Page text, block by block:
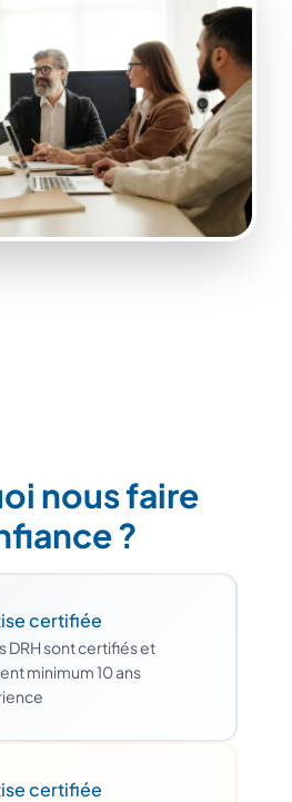
nous faire
?
certifiée
DRH sont certifiés et
minimum 10 ans
certifiée